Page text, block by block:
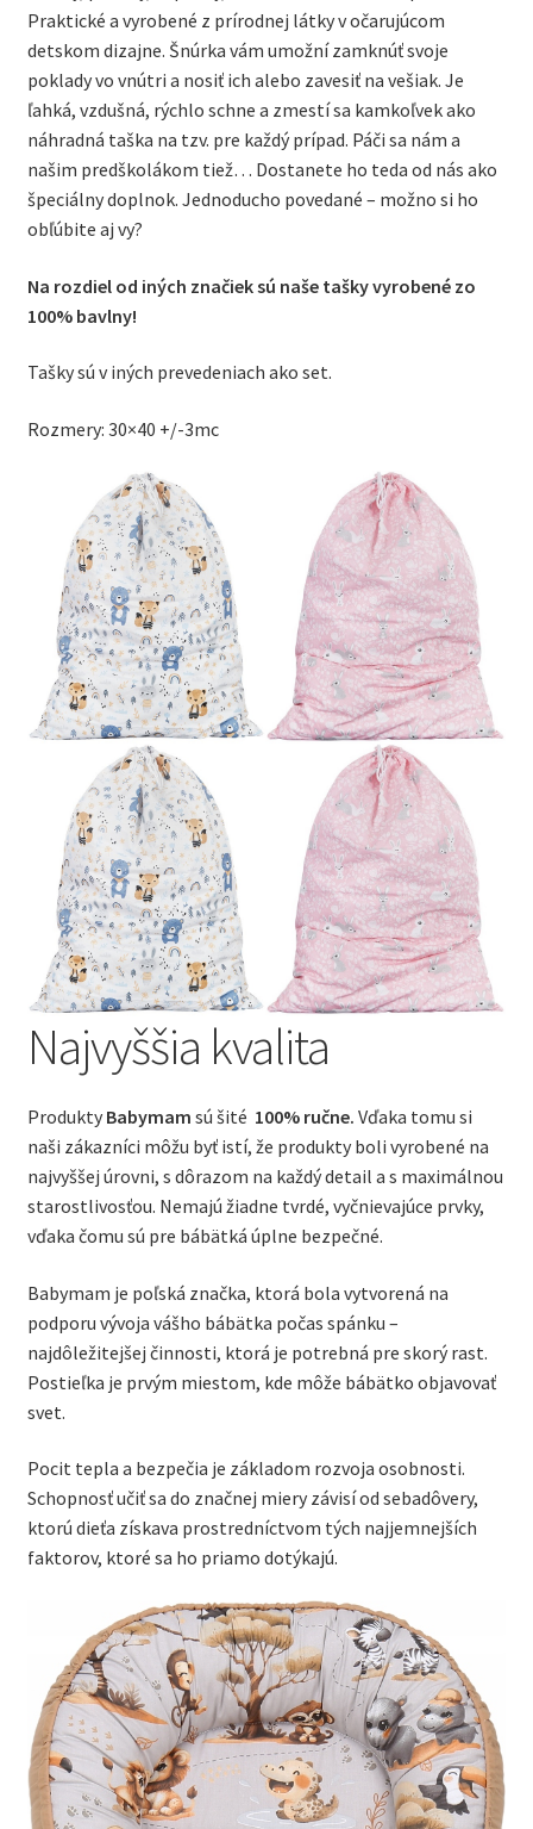
Praktické a vyrobené z prírodnej látky v očarujúcom
detskom dizajne. Šnúrka vám umožní zamknúť svoje
poklady vo vnútri a nosiť ich alebo zavesiť na vešiak. Je
ľahká, vzdušná, rýchlo schne a zmestí sa kamkoľvek ako
náhradná taška na tzv. pre každý prípad. Páči sa nám a
našim predškolákom tiež… Dostanete ho teda od nás ako
špeciálny doplnok. Jednoducho povedané – možno si ho
obľúbite aj vy?
Na rozdiel od iných značiek sú naše tašky vyrobené zo
100% bavlny!
Tašky sú v iných prevedeniach ako set.
Rozmery: 30×40 +/-3mc
Najvyššia kvalita
Produkty Babymam sú šité 100% ručne. Vďaka tomu si
naši zákazníci môžu byť istí, že produkty boli vyrobené na
najvyššej úrovni, s dôrazom na každý detail a s maximálnou
starostlivosťou. Nemajú žiadne tvrdé, vyčnievajúce prvky,
vďaka čomu sú pre bábätká úplne bezpečné.
Babymam je poľská značka, ktorá bola vytvorená na
podporu vývoja vášho bábätka počas spánku –
najdôležitejšej činnosti, ktorá je potrebná pre skorý rast.
Postieľka je prvým miestom, kde môže bábätko objavovať
svet.
Pocit tepla a bezpečia je základom rozvoja osobnosti.
Schopnosť učiť sa do značnej miery závisí od sebadôvery,
ktorú dieťa získava prostredníctvom tých najjemnejších
faktorov, ktoré sa ho priamo dotýkajú.